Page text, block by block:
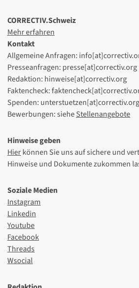
CORRECTIV.Schweiz
Mehr erfahren
Kontakt
Allgemeine Anfragen:
Presseanfragen: presse[at]correctiv.org
Redaktion: hinweise[at]correctiv.org
Faktencheck:
Spenden: unterstuetzen[at]correctiv.org
Bewerbungen: sieheStellenangebote
Hinweise geben
Hierkönnen Sie uns auf sichere und
Hinweise und Dokumente zukommen
Soziale Medien
Instagram
Linkedin
Youtube
Facebook
Threads
Wsocial